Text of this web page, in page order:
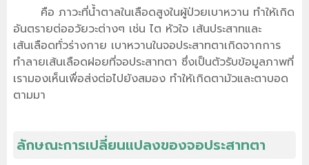
คือ ภาวะที่น้ำตาลในเลือดสูงในผู้ป่วยเบาหวาน ทำให้เกิด
อันตรายต่ออวัยวะต่างๆ เช่น ไต หัวใจ เส้นประสาทและ
เส้นเลือดทั่วร่างกาย เบาหวานในจอประสาทตาเกิดจากการ
ทำลายเส้นเลือดฝอยที่จอประสาทตา ซึ่งเป็นตัวรับข้อมูลภาพที่
เรามองเห็นเพื่อส่งต่อไปยังสมอง ทำให้เกิดตามัวและตาบอด
ตามมา
ลักษณะการเปลี่ยนแปลงของจอประสาทตา